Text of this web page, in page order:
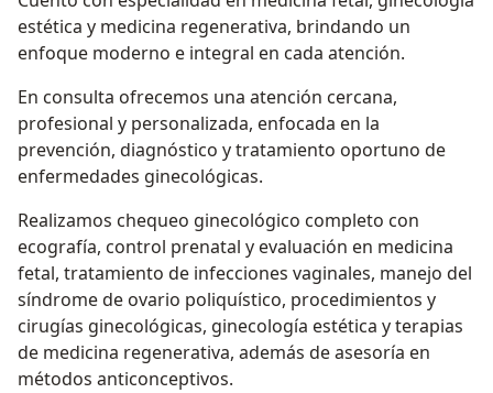
estética y medicina regenerativa, brindando un
enfoque moderno e integral en cada atención.
En consulta ofrecemos una atención cercana,
profesional y personalizada, enfocada en la
prevención, diagnóstico y tratamiento oportuno de
enfermedades ginecológicas.
Realizamos chequeo ginecológico completo con
ecografía, control prenatal y evaluación en medicina
fetal, tratamiento de infecciones vaginales, manejo del
síndrome de ovario poliquístico, procedimientos y
cirugías ginecológicas, ginecología estética y terapias
de medicina regenerativa, además de asesoría en
métodos anticonceptivos.